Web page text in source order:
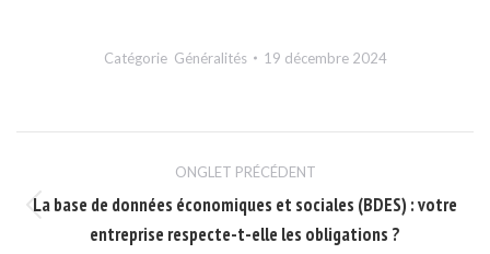
Catégorie Généralités 19 décembre 2024
de
commentaire
ONGLET PRÉCÉDENT
Onglet
précédent
La base de données économiques et sociales (BDES) : votre
entreprise respecte-t-elle les obligations ?